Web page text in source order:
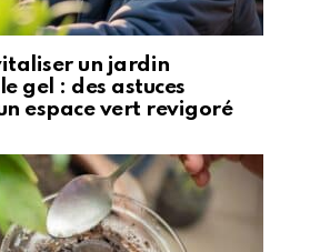
un jardin
gel : des astuces
espace vert revigoré